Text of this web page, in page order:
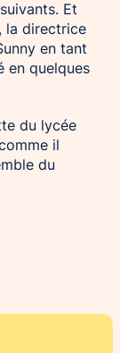
Et
la directrice
en tant
en quelques
du lycée
il
du